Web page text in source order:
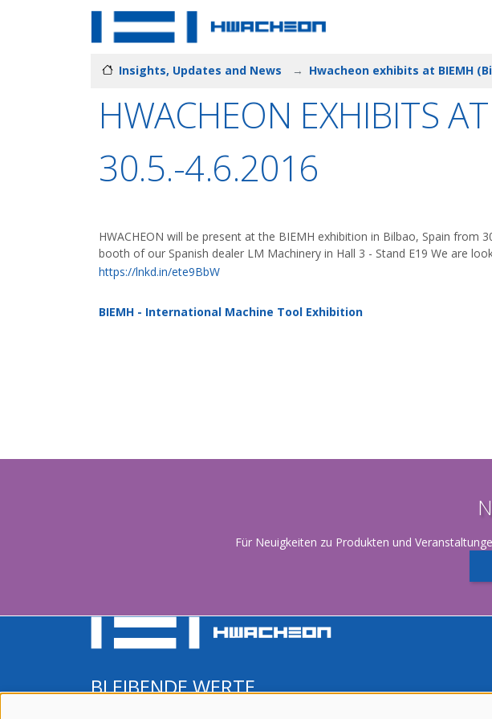
Insights, Updates and News Hwacheon exhibits at BIEMH
HWACHEON EXHIBITS
30.5.-4.6.2016
HWACHEON will be present at the BIEMH exhibition in Bilbao, Spain from
booth of our Spanish dealer LM Machinery in Hall 3 - Stand E19 We are
https://lnkd.in/ete9BbW
BIEMH - International Machine Tool Exhibition
Für Neuigkeiten zu Produkten und
BLEIBENDE WERTE.